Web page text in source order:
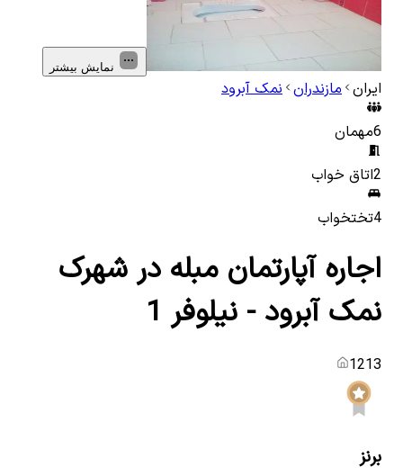
نمایش بیشتر
ایران مازندران نمک آبرود
6مهمان
2اتاق خواب
4تختخواب
اجاره آپارتمان مبله در شهرک
نمک آبرود - نیلوفر 1
1213
برنز